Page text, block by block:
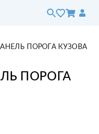
ПОРОГА КУЗОВА
ПОРОГА